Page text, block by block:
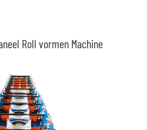
Roll vormen Machine